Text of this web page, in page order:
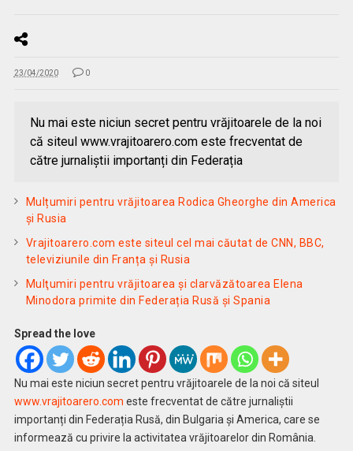
23/04/2020 0
Nu mai este niciun secret pentru vrăjitoarele de la noi
că siteul www.vrajitoarero.com este frecventat de
către jurnaliștii importanți din Federația
Mulțumiri pentru vrăjitoarea Rodica Gheorghe din America
și Rusia
Vrajitoarero.com este siteul cel mai căutat de CNN, BBC,
televiziunile din Franța și Rusia
Mulţumiri pentru vrăjitoarea şi clarvăzătoarea Elena
Minodora primite din Federația Rusă și Spania
Spread the love
Nu mai este niciun secret pentru vrăjitoarele de la noi că siteul
www.vrajitoarero.com este frecventat de către jurnaliștii
importanți din Federația Rusă, din Bulgaria și America, care se
informează cu privire la activitatea vrăjitoarelor din România.